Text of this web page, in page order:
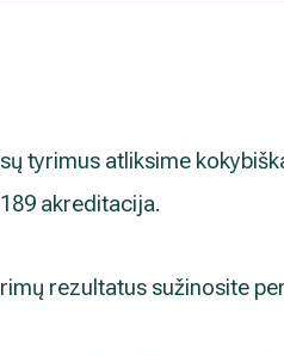
tyrimus atliksime
akreditacija.
rezultatus sužinosite